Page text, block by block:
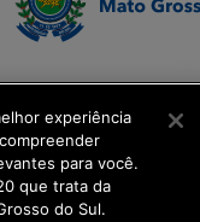
experiência
para você.
que trata da
do Sul.